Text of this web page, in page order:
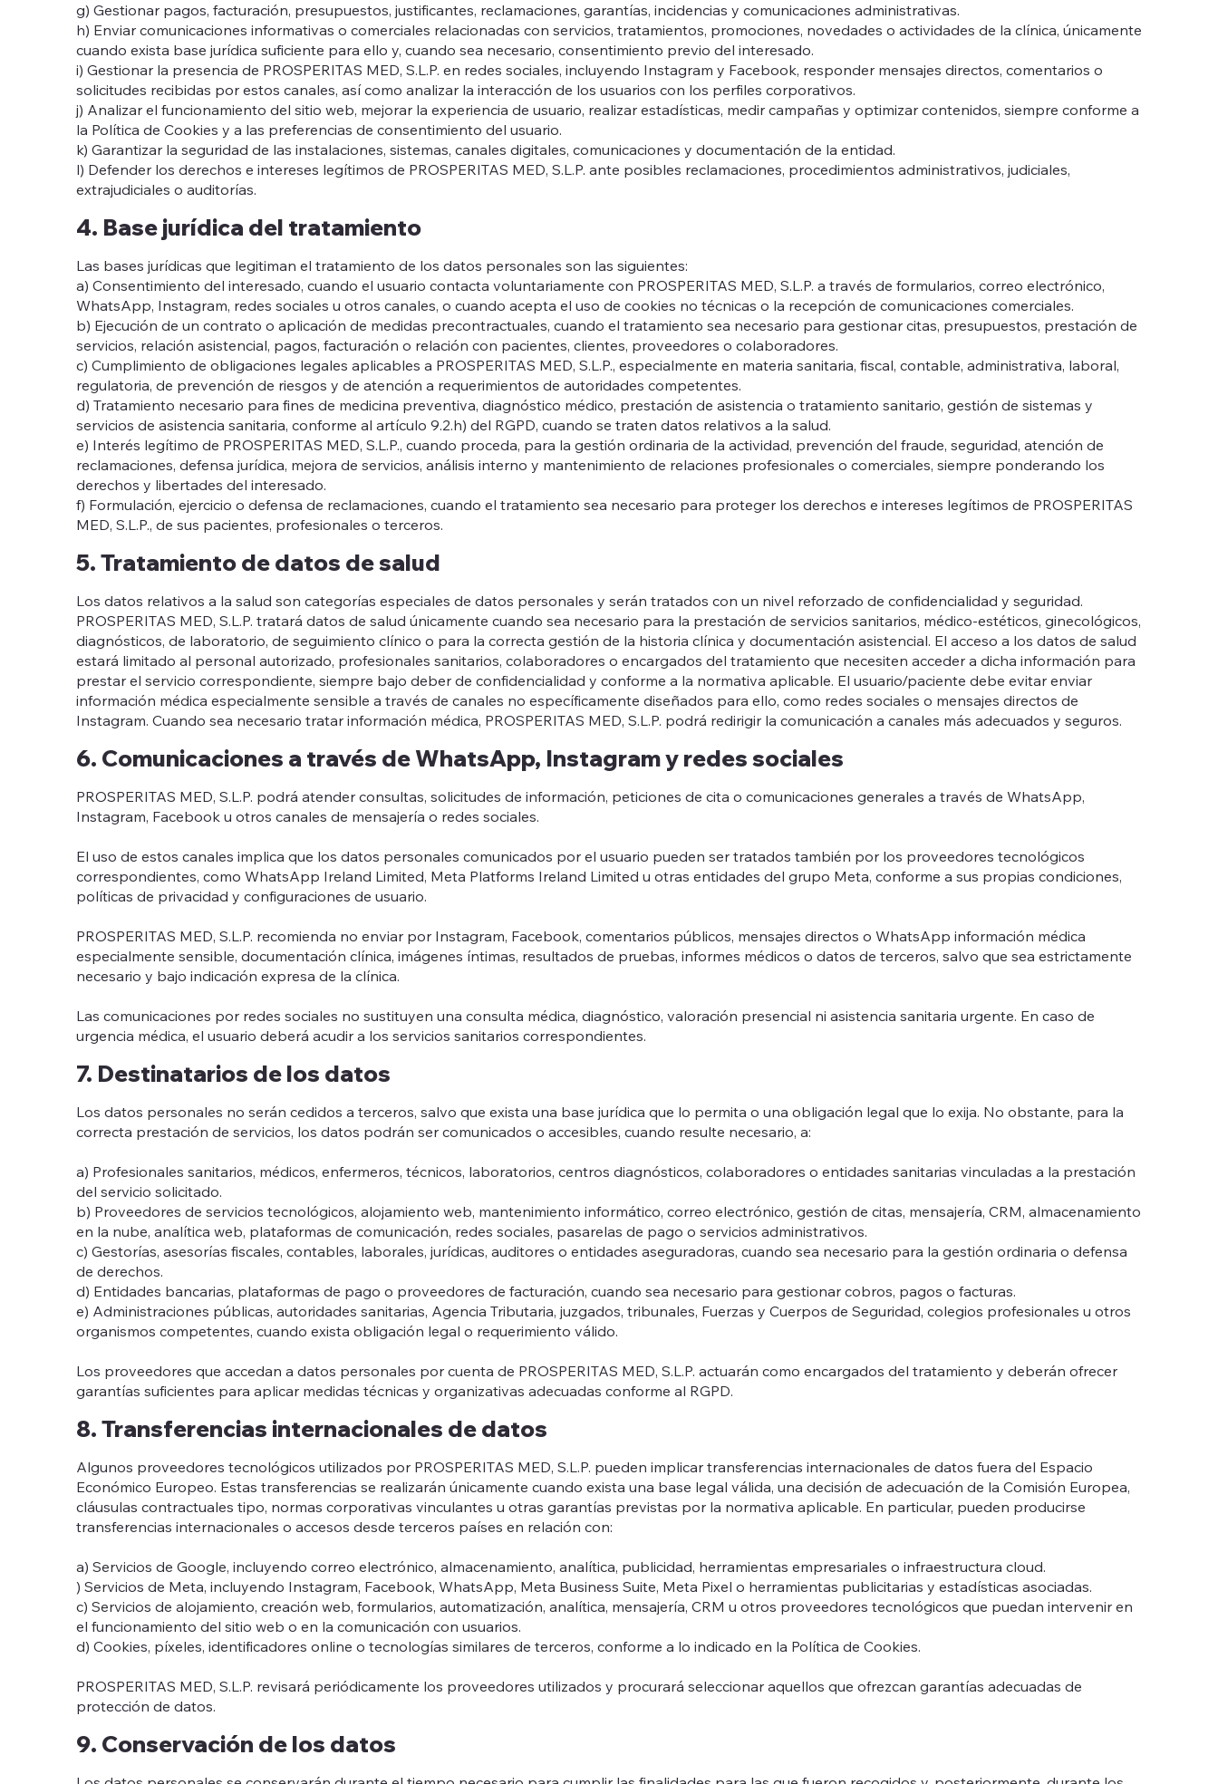
g) Gestionar pagos, facturación, presupuestos, justificantes, reclamaciones, garantías, incidencias y comunicaciones administrativas.
h) Enviar comunicaciones informativas o comerciales relacionadas con servicios, tratamientos, promociones, novedades o actividades de la clínica, únicamente
cuando exista base jurídica suficiente para ello y, cuando sea necesario, consentimiento previo del interesado.
i) Gestionar la presencia de PROSPERITAS MED, S.L.P. en redes sociales, incluyendo Instagram y Facebook, responder mensajes directos, comentarios o
solicitudes recibidas por estos canales, así como analizar la interacción de los usuarios con los perfiles corporativos.
j) Analizar el funcionamiento del sitio web, mejorar la experiencia de usuario, realizar estadísticas, medir campañas y optimizar contenidos, siempre conforme a
la Política de Cookies y a las preferencias de consentimiento del usuario.
k) Garantizar la seguridad de las instalaciones, sistemas, canales digitales, comunicaciones y documentación de la entidad.
l) Defender los derechos e intereses legítimos de PROSPERITAS MED, S.L.P. ante posibles reclamaciones, procedimientos administrativos, judiciales,
extrajudiciales o auditorías.
4. Base jurídica del tratamiento
Las bases jurídicas que legitiman el tratamiento de los datos personales son las siguientes:
a) Consentimiento del interesado, cuando el usuario contacta voluntariamente con PROSPERITAS MED, S.L.P. a través de formularios, correo electrónico,
WhatsApp, Instagram, redes sociales u otros canales, o cuando acepta el uso de cookies no técnicas o la recepción de comunicaciones comerciales.
b) Ejecución de un contrato o aplicación de medidas precontractuales, cuando el tratamiento sea necesario para gestionar citas, presupuestos, prestación de
servicios, relación asistencial, pagos, facturación o relación con pacientes, clientes, proveedores o colaboradores.
c) Cumplimiento de obligaciones legales aplicables a PROSPERITAS MED, S.L.P., especialmente en materia sanitaria, fiscal, contable, administrativa, laboral,
regulatoria, de prevención de riesgos y de atención a requerimientos de autoridades competentes.
d) Tratamiento necesario para fines de medicina preventiva, diagnóstico médico, prestación de asistencia o tratamiento sanitario, gestión de sistemas y
servicios de asistencia sanitaria, conforme al artículo 9.2.h) del RGPD, cuando se traten datos relativos a la salud.
e) Interés legítimo de PROSPERITAS MED, S.L.P., cuando proceda, para la gestión ordinaria de la actividad, prevención del fraude, seguridad, atención de
reclamaciones, defensa jurídica, mejora de servicios, análisis interno y mantenimiento de relaciones profesionales o comerciales, siempre ponderando los
derechos y libertades del interesado.
f) Formulación, ejercicio o defensa de reclamaciones, cuando el tratamiento sea necesario para proteger los derechos e intereses legítimos de PROSPERITAS
MED, S.L.P., de sus pacientes, profesionales o terceros.
5. Tratamiento de datos de salud
Los datos relativos a la salud son categorías especiales de datos personales y serán tratados con un nivel reforzado de confidencialidad y seguridad.
PROSPERITAS MED, S.L.P. tratará datos de salud únicamente cuando sea necesario para la prestación de servicios sanitarios, médico-estéticos, ginecológicos,
diagnósticos, de laboratorio, de seguimiento clínico o para la correcta gestión de la historia clínica y documentación asistencial. El acceso a los datos de salud
estará limitado al personal autorizado, profesionales sanitarios, colaboradores o encargados del tratamiento que necesiten acceder a dicha información para
prestar el servicio correspondiente, siempre bajo deber de confidencialidad y conforme a la normativa aplicable. El usuario/paciente debe evitar enviar
información médica especialmente sensible a través de canales no específicamente diseñados para ello, como redes sociales o mensajes directos de
Instagram. Cuando sea necesario tratar información médica, PROSPERITAS MED, S.L.P. podrá redirigir la comunicación a canales más adecuados y seguros.
6. Comunicaciones a través de WhatsApp, Instagram y redes sociales
PROSPERITAS MED, S.L.P. podrá atender consultas, solicitudes de información, peticiones de cita o comunicaciones generales a través de WhatsApp,
Instagram, Facebook u otros canales de mensajería o redes sociales.
El uso de estos canales implica que los datos personales comunicados por el usuario pueden ser tratados también por los proveedores tecnológicos
correspondientes, como WhatsApp Ireland Limited, Meta Platforms Ireland Limited u otras entidades del grupo Meta, conforme a sus propias condiciones,
políticas de privacidad y configuraciones de usuario.
PROSPERITAS MED, S.L.P. recomienda no enviar por Instagram, Facebook, comentarios públicos, mensajes directos o WhatsApp información médica
especialmente sensible, documentación clínica, imágenes íntimas, resultados de pruebas, informes médicos o datos de terceros, salvo que sea estrictamente
necesario y bajo indicación expresa de la clínica.
Las comunicaciones por redes sociales no sustituyen una consulta médica, diagnóstico, valoración presencial ni asistencia sanitaria urgente. En caso de
urgencia médica, el usuario deberá acudir a los servicios sanitarios correspondientes.
7. Destinatarios de los datos
Los datos personales no serán cedidos a terceros, salvo que exista una base jurídica que lo permita o una obligación legal que lo exija. No obstante, para la
correcta prestación de servicios, los datos podrán ser comunicados o accesibles, cuando resulte necesario, a:
a) Profesionales sanitarios, médicos, enfermeros, técnicos, laboratorios, centros diagnósticos, colaboradores o entidades sanitarias vinculadas a la prestación
del servicio solicitado.
b) Proveedores de servicios tecnológicos, alojamiento web, mantenimiento informático, correo electrónico, gestión de citas, mensajería, CRM, almacenamiento
en la nube, analítica web, plataformas de comunicación, redes sociales, pasarelas de pago o servicios administrativos.
c) Gestorías, asesorías fiscales, contables, laborales, jurídicas, auditores o entidades aseguradoras, cuando sea necesario para la gestión ordinaria o defensa
de derechos.
d) Entidades bancarias, plataformas de pago o proveedores de facturación, cuando sea necesario para gestionar cobros, pagos o facturas.
e) Administraciones públicas, autoridades sanitarias, Agencia Tributaria, juzgados, tribunales, Fuerzas y Cuerpos de Seguridad, colegios profesionales u otros
organismos competentes, cuando exista obligación legal o requerimiento válido.
Los proveedores que accedan a datos personales por cuenta de PROSPERITAS MED, S.L.P. actuarán como encargados del tratamiento y deberán ofrecer
garantías suficientes para aplicar medidas técnicas y organizativas adecuadas conforme al RGPD.
8. Transferencias internacionales de datos
Algunos proveedores tecnológicos utilizados por PROSPERITAS MED, S.L.P. pueden implicar transferencias internacionales de datos fuera del Espacio
Económico Europeo. Estas transferencias se realizarán únicamente cuando exista una base legal válida, una decisión de adecuación de la Comisión Europea,
cláusulas contractuales tipo, normas corporativas vinculantes u otras garantías previstas por la normativa aplicable. En particular, pueden producirse
transferencias internacionales o accesos desde terceros países en relación con:
a) Servicios de Google, incluyendo correo electrónico, almacenamiento, analítica, publicidad, herramientas empresariales o infraestructura cloud.
) Servicios de Meta, incluyendo Instagram, Facebook, WhatsApp, Meta Business Suite, Meta Pixel o herramientas publicitarias y estadísticas asociadas.
c) Servicios de alojamiento, creación web, formularios, automatización, analítica, mensajería, CRM u otros proveedores tecnológicos que puedan intervenir en
el funcionamiento del sitio web o en la comunicación con usuarios.
d) Cookies, píxeles, identificadores online o tecnologías similares de terceros, conforme a lo indicado en la Política de Cookies.
PROSPERITAS MED, S.L.P. revisará periódicamente los proveedores utilizados y procurará seleccionar aquellos que ofrezcan garantías adecuadas de
protección de datos.
9. Conservación de los datos